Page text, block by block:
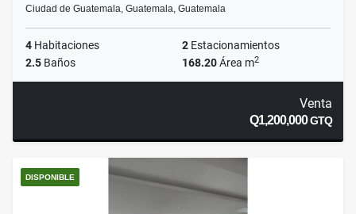
Ciudad de Guatemala, Guatemala, Guatemala
4 Habitaciones 2 Estacionamientos
2.5 Baños 168.20Área m2
Venta
Q1,200,000GTQ
DISPONIBLE